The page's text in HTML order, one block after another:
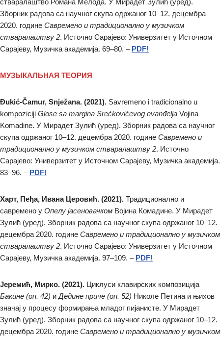
Зборник радова са научног скупа одржаног 10–12. децембра
2020. године Савремено и традиционално у музичком
стваралаштву 2. Источно Сарајево: Универзитет у Источном
Сарајеву, Музичка академија. 69–80. – PDF!
МУЗЫКАЛЬНАЯ ТЕОРИЯ
Đukić-Čamur, Snježana. (2021). Savremeno i tradicionalno u
kompoziciji Glose sa margina Srećkovićevog evanđelja Vojina
Komadine. У Мирадет Зулић (уред). Зборник радова са научног
скупа одржаног 10–12. децембра 2020. године Савремено и
традиционално у музичком стваралаштву 2. Источно
Сарајево: Универзитет у Источном Сарајеву, Музичка академија.
83–96. – PDF!
Харт, Пеђа, Ивана Церовић. (2021). Традиционално и
савремено у Опелу јасеновачком Војина Комадине. У Мирадет
Зулић (уред). Зборник радова са научног скупа одржаног 10–12.
децембра 2020. године Савремено и традиционално у музичком
стваралаштву 2. Источно Сарајево: Универзитет у Источном
Сарајеву, Музичка академија. 97–109. – PDF!
Јеремић, Мирко. (2021). Циклуси клавирских композиција
Бакине (оп. 42) и Дедине приче (оп. 52) Николе Петина и њихов
значај у процесу формирања младог пијанисте. У Мирадет
Зулић (уред). Зборник радова са научног скупа одржаног 10–12.
децембра 2020. године Савремено и традиционално у музичком